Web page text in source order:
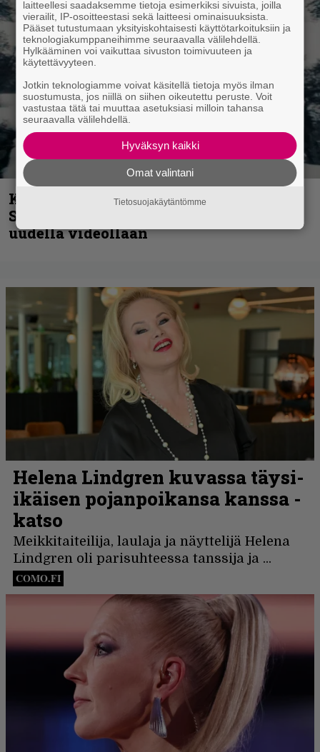
Kunnianosoitus hyiselle Pohjolalle –
Shining hyppäsi keskelle kinoksia
uudella videollaan
laitteellesi saadaksemme tietoja esimerkiksi sivuista, joilla
vierailit, IP-osoitteestasi sekä laitteesi ominaisuuksista.
Pääset tutustumaan yksityiskohtaisesti käyttötarkoituksiin ja
teknologiakumppaneihimme seuraavalla välilehdellä.
Hylkääminen voi vaikuttaa sivuston toimivuuteen ja
käytettävyyteen.
Jotkin teknologiamme voivat käsitellä tietoja myös ilman
suostumusta, jos niillä on siihen oikeutettu peruste. Voit
vastustaa tätä tai muuttaa asetuksiasi milloin tahansa
seuraavalla välilehdellä.
Hyväksyn kaikki
Omat valintani
Tietosuojakäytäntömme